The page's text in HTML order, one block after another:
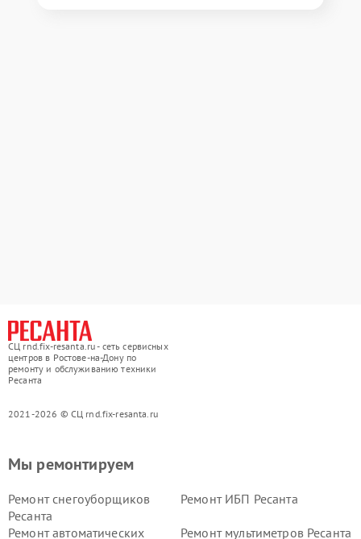
СЦ rnd.fix-resanta.ru - сеть сервисных
центров в Ростове-на-Дону по
ремонту и обслуживанию техники
Ресанта
2021-2026 © СЦ rnd.fix-resanta.ru
Мы ремонтируем
Ремонт снегоуборщиков
Ресанта
Ремонт ИБП Ресанта
Ремонт автоматических
Ремонт мультиметров Ресанта